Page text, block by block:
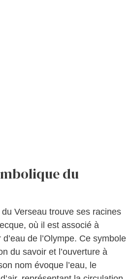
du
Verseau trouve ses racines
où il est associé à
de l’Olympe. Ce symbole
du savoir et l’ouverture à
nom évoque l’eau, le